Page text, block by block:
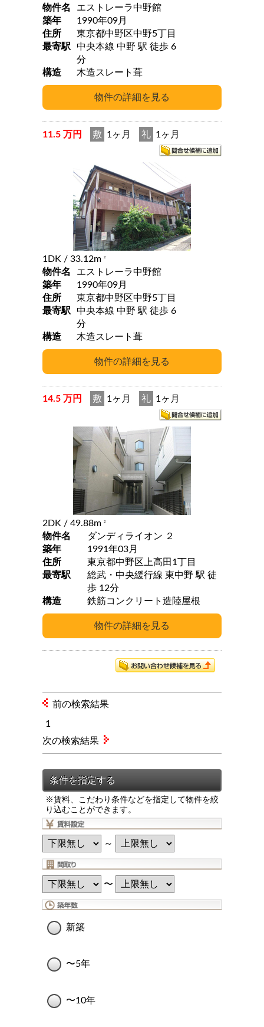
物件名
エストレーラ中野館
築年
1990年09月
住所
東京都中野区中野5丁目
最寄駅
中央本線 中野 駅 徒歩 6
分
構造
木造スレート葺
11.5 万円 敷 1ヶ月 礼 1ヶ月
1DK / 33.12m 2
物件名
エストレーラ中野館
築年
1990年09月
住所
東京都中野区中野5丁目
最寄駅
中央本線 中野 駅 徒歩 6
分
構造
木造スレート葺
14.5 万円 敷 1ヶ月 礼 1ヶ月
2DK / 49.88m 2
物件名
ダンディライオン ２
築年
1991年03月
住所
東京都中野区上高田1丁目
最寄駅
総武・中央緩行線 東中野 駅 徒
歩 12分
構造
鉄筋コンクリート造陸屋根
前の検索結果
1
※賃料、こだわり条件などを指定して物件を絞
り込むことができます。
～
〜
新築
〜5年
〜10年